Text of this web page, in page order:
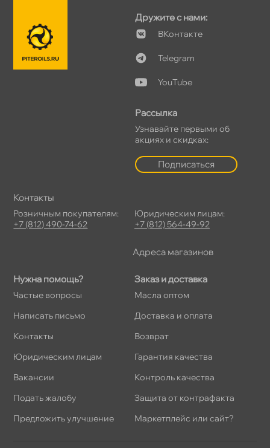
Нужна помощь?
Частые вопросы
Написать письмо
Контакты
Юридическим лицам
акансии
Подать жалобу
Предложить улучшение
Заказ и доставка
Масла оптом
Доставка и оплата
озврат
Гарантия качества
Контроль качества
Защита от контрафакта
Маркетплейс или сайт?
Дружите с нами:
Контакте
Telegram
YouTube
Рассылка
Узнавайте первыми о
акциях и скидках:
Подписаться
Контакты
Розничным покупателям:
+7 (812) 490-74-62
Юридическим лицам:
+7 (812) 564-49-92
Адреса магазино